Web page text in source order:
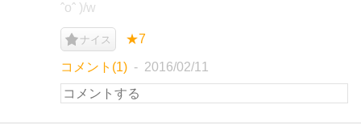
ˆoˆ )/w
ナイス ★7
コメント(1) 2016/02/11